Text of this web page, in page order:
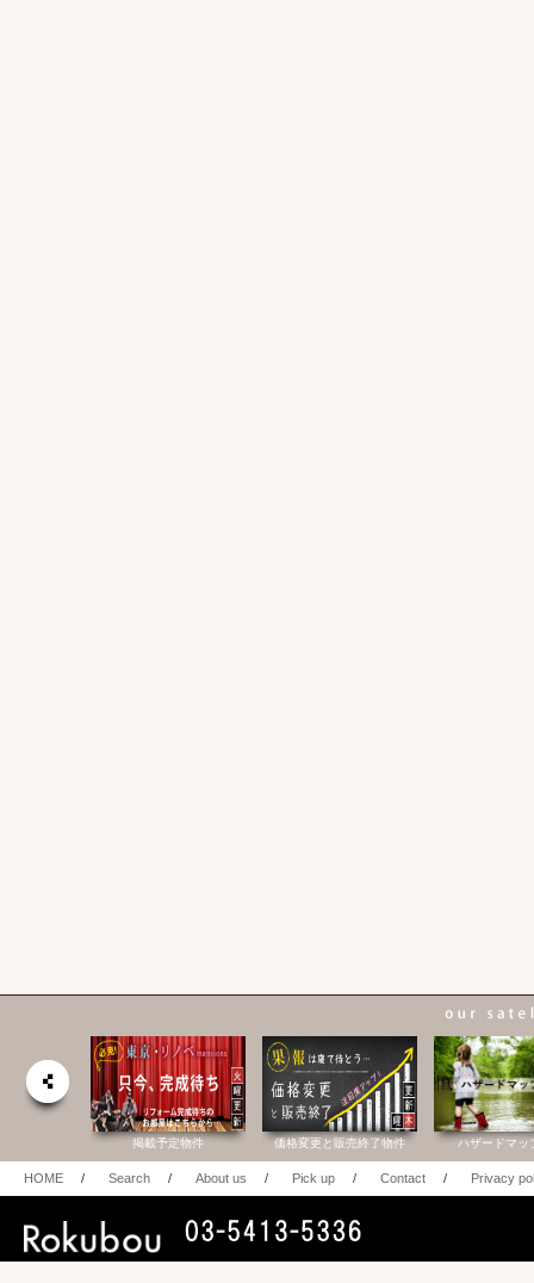
掲載予定物件 価格変更と販売終了物件 ハザードマッ
HOME / Search / About us / Pick up / Contact / Privacy